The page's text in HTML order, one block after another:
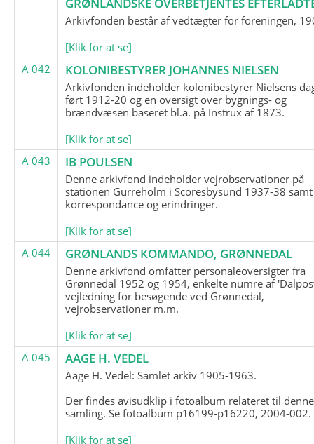
Arkivfonden består af vedtægter for foreningen,
[Klik for at se]
A 042
KOLONIBESTYRER JOHANNES NIELSEN
Arkivfonden indeholder kolonibestyrer Nielsens
ført 1912-20 og en oversigt over bygnings- og
brændvæsen baseret bl.a. på Instrux af 1873.
[Klik for at se]
A 043
IB POULSEN
Denne arkivfond indeholder vejrobservationer på
stationen Gurreholm i Scoresbysund 1937-38 samt
korrespondance og erindringer.
[Klik for at se]
A 044
GRØNLANDS KOMMANDO, GRØNNEDAL
Denne arkivfond omfatter personaleoversigter fra
Grønnedal 1952 og 1954, enkelte numre af
vejledning for besøgende ved Grønnedal,
vejrobservationer m.m.
[Klik for at se]
A 045
AAGE H. VEDEL
Aage H. Vedel: Samlet arkiv 1905-1963.
Der findes avisudklip i fotoalbum relateret til denne
samling. Se fotoalbum p16199-p16220, 2004-002.
[Klik for at se]